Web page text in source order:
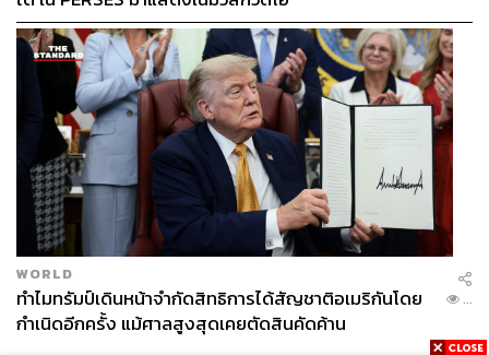
WORLD
ทำไมทรัมป์เดินหน้าจำกัดสิทธิการได้สัญชาติอเมริกันโดย
กำเนิดอีกครั้ง แม้ศาลสูงสุดเคยตัดสินคัดค้าน
...